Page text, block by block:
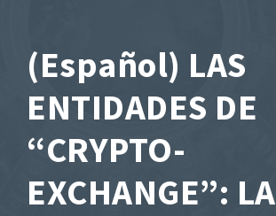
(Español) LAS
ENTIDADES DE
“CRYPTO-
EXCHANGE”: LA